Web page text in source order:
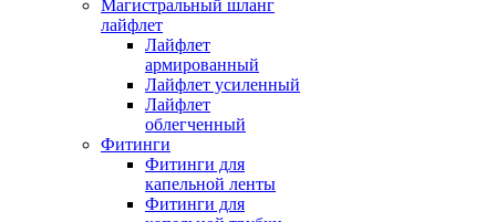
Магистральный шланг
лайфлет
Лайфлет
армированный
Лайфлет усиленный
Лайфлет
облегченный
Фитинги
Фитинги для
капельной ленты
Фитинги для